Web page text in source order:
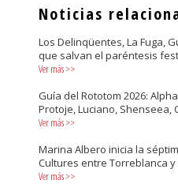
Noticias
Los Delinqüentes, La Fuga,
que salvan el paréntesis
Ver más>>
Guía del Rototom 2026:
Protoje, Luciano, Shenseea,
Ver más>>
Marina Albero inicia la
Cultures entre Torreblanca
Ver más>>